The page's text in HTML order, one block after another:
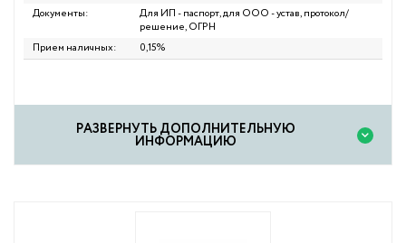
Документы:
Для ИП - паспорт, для ООО - устав, протокол/
решение, ОГРН
Прием наличных:
0,15%
PАЗВЕРНУТЬ ДОПОЛНИТЕЛЬНУЮ
ИНФОРМАЦИЮ